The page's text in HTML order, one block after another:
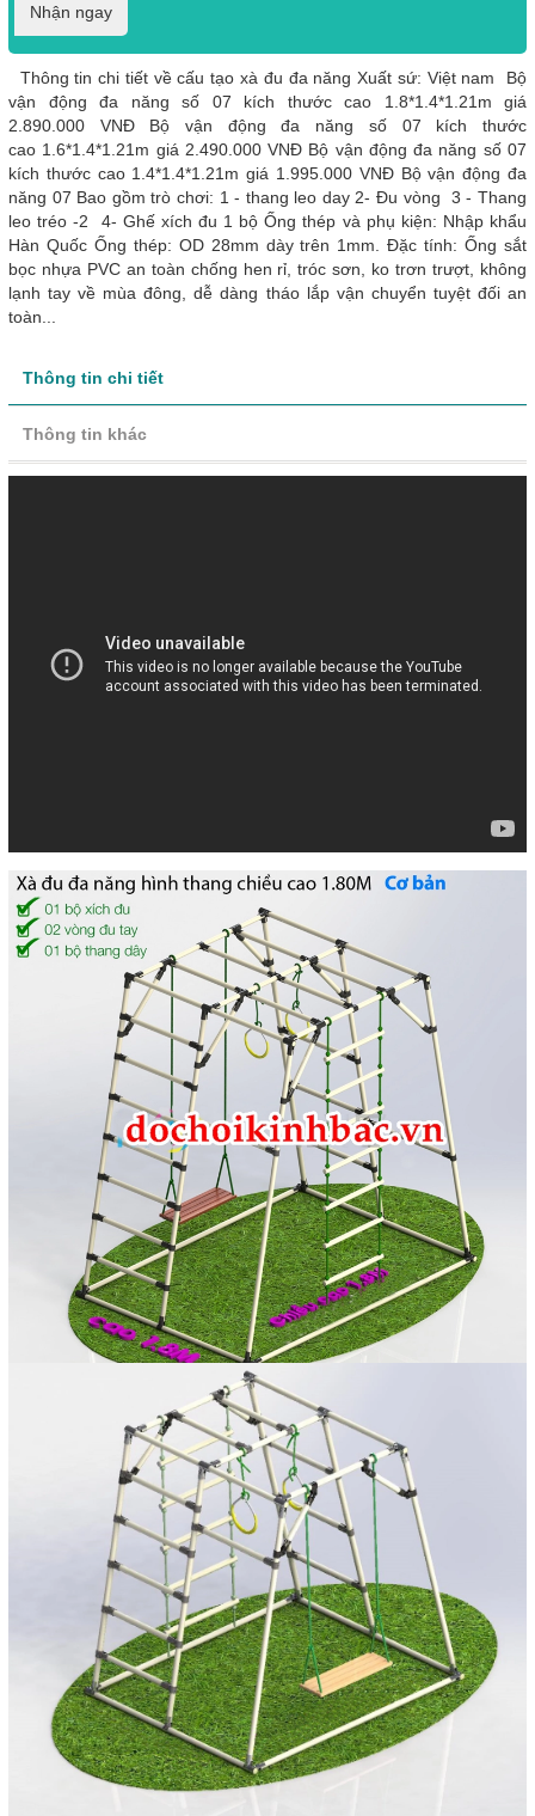
Nhận ngay
Thông tin chi tiết về cấu tạo xà đu đa năng Xuất sứ: Việt nam Bộ
vận động đa năng số 07 kích thước cao 1.8*1.4*1.21m giá
2.890.000 VNĐ Bộ vận động đa năng số 07 kích thước
cao 1.6*1.4*1.21m giá 2.490.000 VNĐ Bộ vận động đa năng số 07
kích thước cao 1.4*1.4*1.21m giá 1.995.000 VNĐ Bộ vận động đa
năng 07 Bao gồm trò chơi: 1 - thang leo day 2- Đu vòng 3 - Thang
leo tréo -2 4- Ghế xích đu 1 bộ Ống thép và phụ kiện: Nhập khẩu
Hàn Quốc Ống thép: OD 28mm dày trên 1mm. Đặc tính: Ống sắt
bọc nhựa PVC an toàn chống hen rỉ, tróc sơn, ko trơn trượt, không
lạnh tay về mùa đông, dễ dàng tháo lắp vận chuyển tuyệt đối an
toàn...
Thông tin chi tiết
Thông tin khác